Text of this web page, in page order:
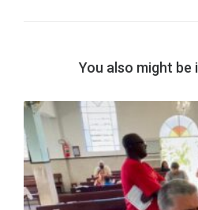
You also might be